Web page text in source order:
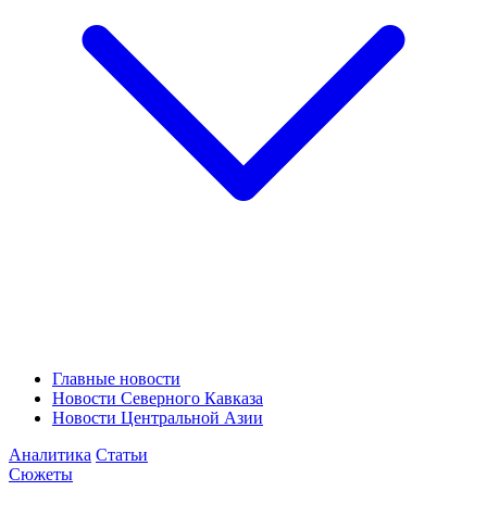
Главные новости
Новости Северного Кавказа
Новости Центральной Азии
Аналитика Статьи
Сюжеты